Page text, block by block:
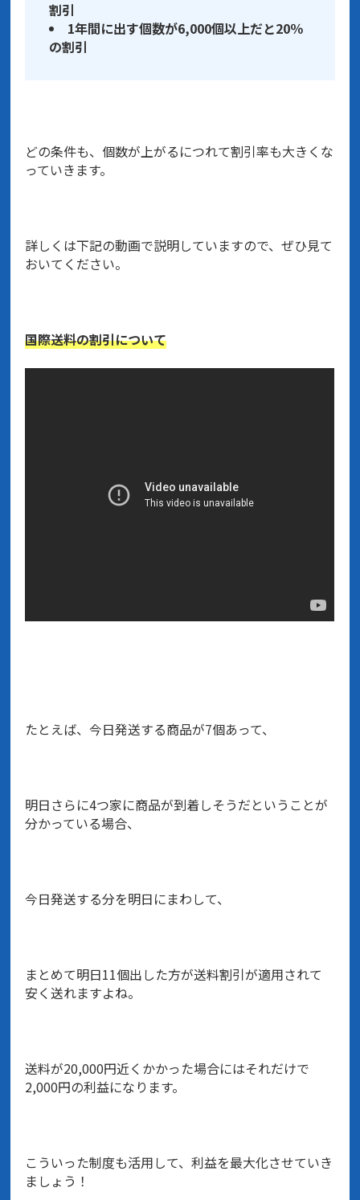
割引
1年間に出す個数が6,000個以上だと20％
の割引
どの条件も、個数が上がるにつれて割引率も大きくな
っていきます。
詳しくは下記の動画で説明していますので、ぜひ見て
おいてください。
国際送料の割引について
たとえば、今日発送する商品が7個あって、
明日さらに4つ家に商品が到着しそうだということが
分かっている場合、
今日発送する分を明日にまわして、
まとめて明日11個出した方が送料割引が適用されて
安く送れますよね。
送料が20,000円近くかかった場合にはそれだけで
2,000円の利益になります。
こういった制度も活用して、利益を最大化させていき
ましょう！